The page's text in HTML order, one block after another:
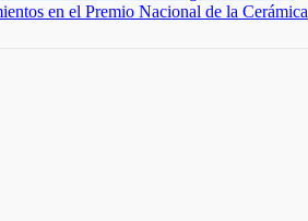
en el Premio Nacional de la Cerámica